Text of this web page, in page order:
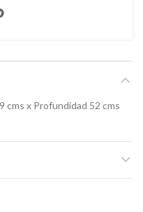
cms x Profundidad 52 cms